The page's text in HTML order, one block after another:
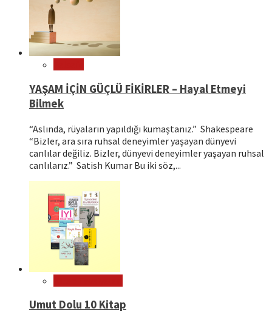
YAŞAM İÇİN GÜÇLÜ FİKİRLER – Hayal Etmeyi
Bilmek
“Aslında, rüyaların yapıldığı kumaştanız.” Shakespeare
“Bizler, ara sıra ruhsal deneyimler yaşayan dünyevi
canlılar değiliz. Bizler, dünyevi deneyimler yaşayan ruhsal
canlılarız.” Satish Kumar Bu iki söz,...
Umut Dolu 10 Kitap